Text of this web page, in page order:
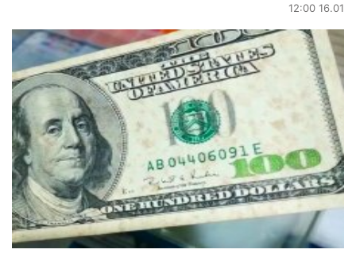
12:00 16.01